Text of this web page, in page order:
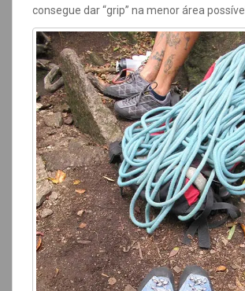
consegue dar “grip” na menor área possível.